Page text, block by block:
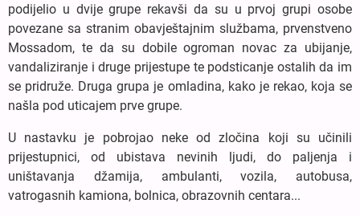
podijelio u dvije grupe rekavši da su u prvoj grupi osobe
povezane sa stranim obavještajnim službama, prvenstveno
Mossadom, te da su dobile ogroman novac za ubijanje,
vandaliziranje i druge prijestupe te podsticanje ostalih da im
se pridruže. Druga grupa je omladina, kako je rekao, koja se
našla pod uticajem prve grupe.
U nastavku je pobrojao neke od zločina koji su učinili
prijestupnici, od ubistava nevinih ljudi, do paljenja i
uništavanja džamija, ambulanti, vozila, autobusa,
vatrogasnih kamiona, bolnica, obrazovnih centara...